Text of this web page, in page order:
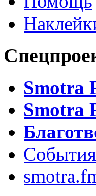
Smotra
Smotra